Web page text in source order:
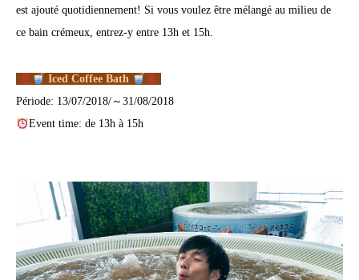
est ajouté quotidiennement! Si vous voulez être mélangé au milieu de
ce bain crémeux, entrez-y entre 13h et 15h.
Iced Coffee Bath
Période: 13/07/2018/～31/08/2018
Event time: de 13h à 15h